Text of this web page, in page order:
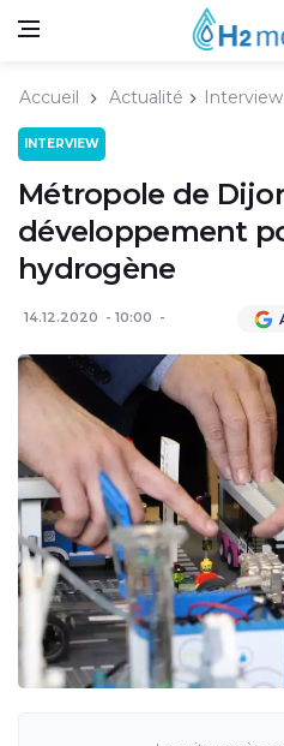
Accueil Actualité Interview
INTERVIEW
Métropole de
développement
hydrogène
14.12.2020 10:00